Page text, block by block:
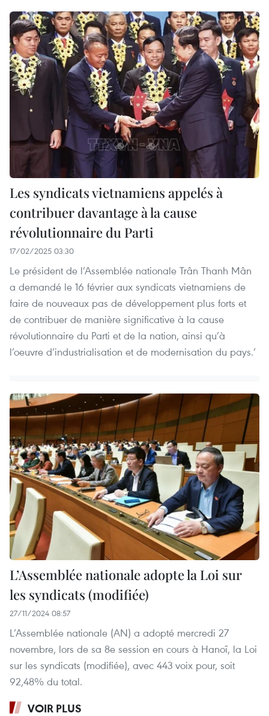
Les syndicats vietnamiens appelés à
contribuer davantage à la cause
révolutionnaire du Parti
17/02/2025 03:30
Le président de l’Assemblée nationale Trân Thanh Mân
a demandé le 16 février aux syndicats vietnamiens de
faire de nouveaux pas de développement plus forts et
de contribuer de manière significative à la cause
révolutionnaire du Parti et de la nation, ainsi qu’à
l’oeuvre d’industrialisation et de modernisation du pays.’
L’Assemblée nationale adopte la Loi sur
les syndicats (modifiée)
27/11/2024 08:57
L’Assemblée nationale (AN) a adopté mercredi 27
novembre, lors de sa 8e session en cours à Hanoï, la Loi
sur les syndicats (modifiée), avec 443 voix pour, soit
92,48% du total.
VOIR PLUS